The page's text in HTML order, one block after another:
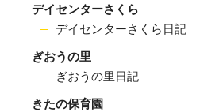
デイセンターさくら
デイセンターさくら日記
ぎおうの里
ぎおうの里日記
きたの保育園